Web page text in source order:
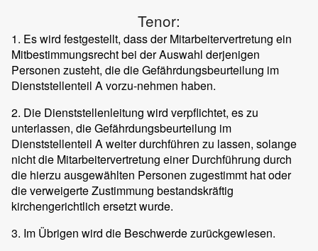
Tenor:
1. Es wird festgestellt, dass der Mitarbeitervertretung ein
Mitbestimmungsrecht bei der Auswahl derjenigen
Personen zusteht, die die Gefährdungsbeurteilung im
Dienststellenteil A vorzu-nehmen haben.
2. Die Dienststellenleitung wird verpflichtet, es zu
unterlassen, die Gefährdungsbeurteilung im
Dienststellenteil A weiter durchführen zu lassen, solange
nicht die Mitarbeitervertretung einer Durchführung durch
die hierzu ausgewählten Personen zugestimmt hat oder
die verweigerte Zustimmung bestandskräftig
kirchengerichtlich ersetzt wurde.
3. Im Übrigen wird die Beschwerde zurückgewiesen.